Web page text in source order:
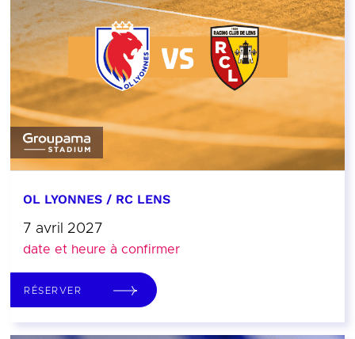
OL LYONNES / RC LENS
7 avril 2027
date et heure à confirmer
RÉSERVER